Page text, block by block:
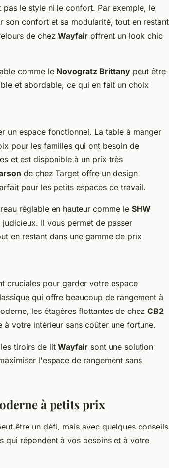
le style ni le confort. Par exemple, le
son confort et sa modularité, tout en restant
de chez Wayfair offrent un look chic
comme le Novogratz Brittany peut être
et abordable, ce qui en fait un choix
un espace fonctionnel. La table à manger
pour les familles qui ont besoin de
et est disponible à un prix très
de chez Target offre un design
pour les petits espaces de travail.
réglable en hauteur comme le SHW
judicieux. Il vous permet de passer
en restant dans une gamme de prix
cruciales pour garder votre espace
qui offre beaucoup de rangement à
les étagères flottantes de chez CB2
votre intérieur sans coûter une fortune.
tiroirs de lit Wayfair sont une solution
l'espace de rangement sans
à petits prix
être un défi, mais avec quelques conseils
qui répondent à vos besoins et à votre